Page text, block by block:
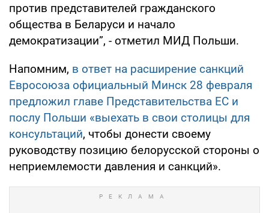
против представителей гражданского
общества в Беларуси и начало
демократизации”, - отметил МИД Польши.
Напомним, в ответ на расширение санкций
Евросоюза официальный Минск 28 февраля
предложил главе Представительства ЕС и
послу Польши «выехать в свои столицы для
консультаций, чтобы донести своему
руководству позицию белорусской стороны о
неприемлемости давления и санкций».